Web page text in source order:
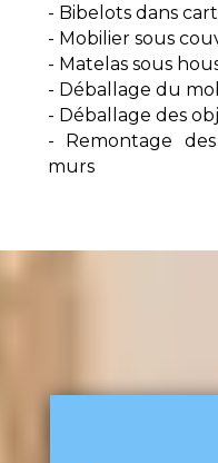
- Bibelots dans
- Mobilier sous
- Matelas sous
- Déballage du
- Déballage des
- Remontage
murs